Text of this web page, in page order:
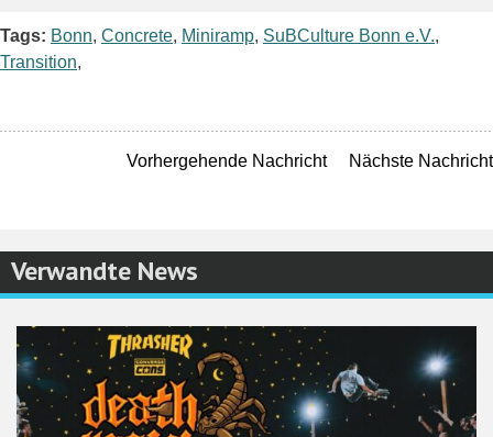
Tags: Bonn, Concrete, Miniramp, SuBCulture Bonn e.V.,
Transition,
Vorhergehende Nachricht Nächste Nachricht
Verwandte News